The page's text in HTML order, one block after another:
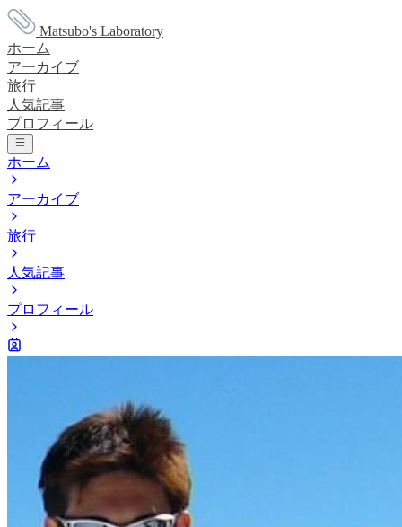
Matsubo's Laboratory
ホーム
アーカイブ
旅行
人気記事
プロフィール
ホーム
アーカイブ
旅行
人気記事
プロフィール